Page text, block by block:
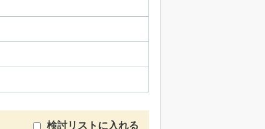
検討リストに入れる